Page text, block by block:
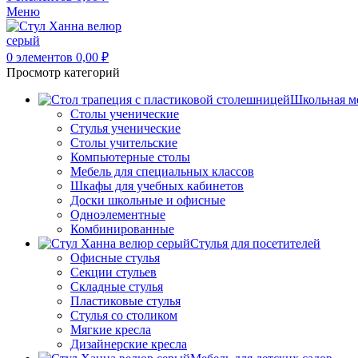
Меню
0 элементов 0,00 ₽
Просмотр категорий
Школьная
Столы ученические
Стулья ученические
Столы учительские
Компьютерные столы
Мебель для специальных классов
Шкафы для учебных кабинетов
Доски школьные и офисные
Одноэлементные
Комбинированные
Стулья для посетителей
Офисные стулья
Секции стульев
Складные стулья
Пластиковые стулья
Стулья со столиком
Мягкие кресла
Дизайнерские кресла